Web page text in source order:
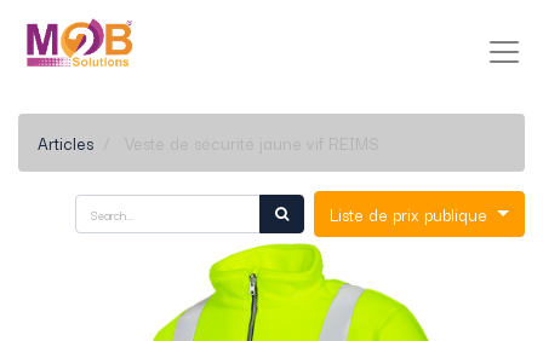
Articles Veste de sécurité jaune vif REIMS
Liste de prix publique